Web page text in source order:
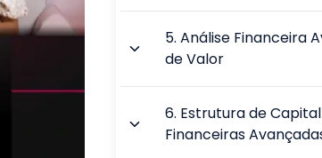
5.Análise Financeira
de Valor
6. Estrutura de
Financeiras